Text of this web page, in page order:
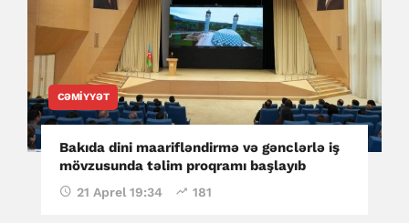
CƏMIYYƏT
Bakıda dini maarifləndirmə və gənclərlə iş
mövzusunda təlim proqramı başlayıb
21 Aprel 19:34 181